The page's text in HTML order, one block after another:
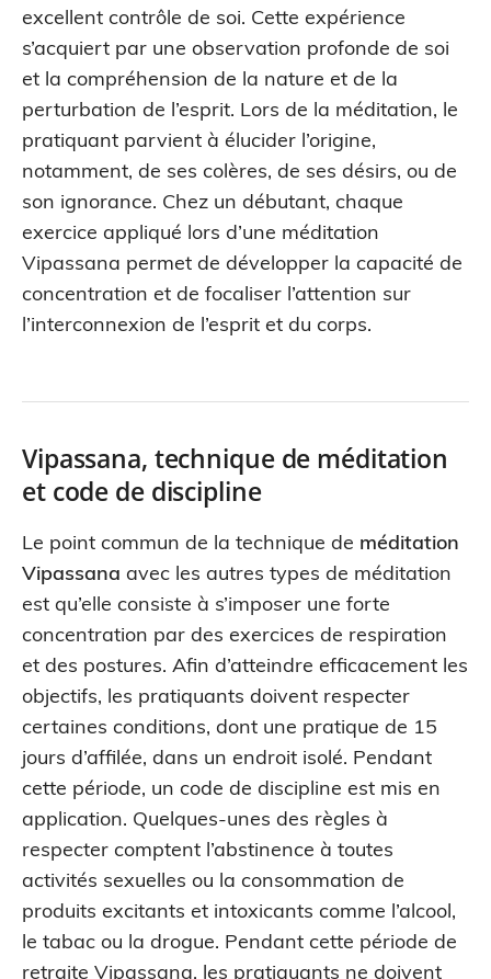
excellent contrôle de soi. Cette expérience
s’acquiert par une observation profonde de soi
et la compréhension de la nature et de la
perturbation de l’esprit. Lors de la méditation, le
pratiquant parvient à élucider l’origine,
notamment, de ses colères, de ses désirs, ou de
son ignorance. Chez un débutant, chaque
exercice appliqué lors d’une méditation
Vipassana permet de développer la capacité de
concentration et de focaliser l’attention sur
l’interconnexion de l’esprit et du corps.
Vipassana, technique de méditation
et code de discipline
Le point commun de la technique de méditation
Vipassana avec les autres types de méditation
est qu’elle consiste à s’imposer une forte
concentration par des exercices de respiration
et des postures. Afin d’atteindre efficacement les
objectifs, les pratiquants doivent respecter
certaines conditions, dont une pratique de 15
jours d’affilée, dans un endroit isolé. Pendant
cette période, un code de discipline est mis en
application. Quelques-unes des règles à
respecter comptent l’abstinence à toutes
activités sexuelles ou la consommation de
produits excitants et intoxicants comme l’alcool,
le tabac ou la drogue. Pendant cette période de
retraite Vipassana, les pratiquants ne doivent